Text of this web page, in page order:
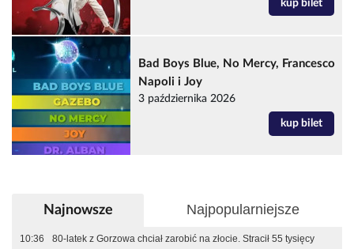
kup bilet
Bad Boys Blue, No Mercy, Francesco
Napoli i Joy
3 października 2026
kup bilet
Najnowsze Najpopularniejsze
10:36
80-latek z Gorzowa chciał zarobić na złocie. Stracił 55 tysięcy